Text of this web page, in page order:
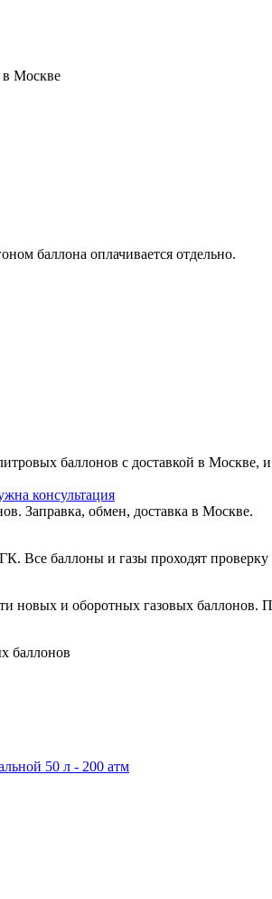
в Москве
баллона оплачивается отдельно.
баллонов с доставкой в Москве,
консультация
Заправка, обмен, доставка в Москве.
Все баллоны и газы проходят
новых и оборотных газовых баллонов.
баллонов
50 л - 200 атм